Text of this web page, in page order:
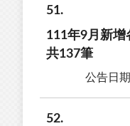
51
111年9月新
共137筆
公告日
52